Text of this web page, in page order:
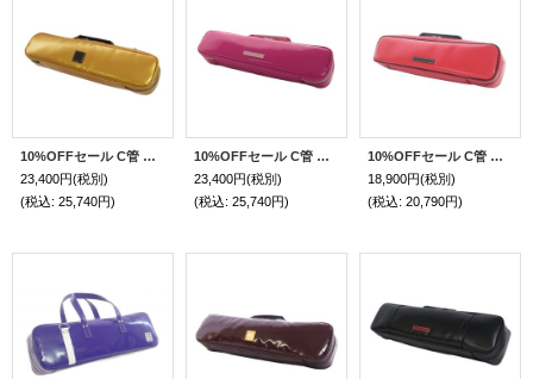
10%OFFセール C管 フルートケースガード「Amadeus/wf」ゴールド / チョコ本革ハンドル
23,400円(税別)
(税込: 25,740円)
10%OFFセール C管 フルートケースガード「Amadeus/wf」フューシャピンク/ピンク本革ハンドル
23,400円(税別)
(税込: 25,740円)
10%OFFセール C管 フルートケースガード「Amadeus/wf」マットスカーレット / ブラック
18,900円(税別)
(税込: 20,790円)